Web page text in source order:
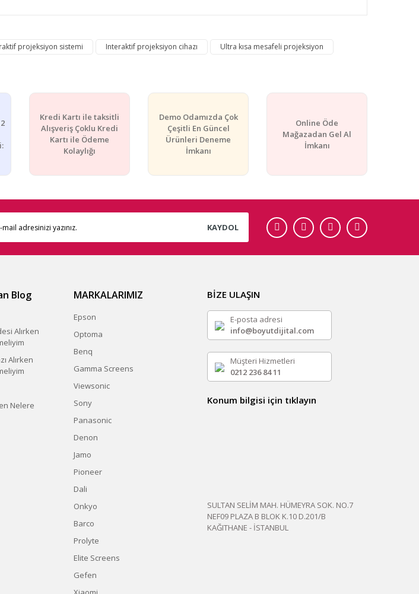
ilk yorumu siz yapın!
projeksiyon sistemi Interaktif projeksiyon cihazı
Ultra kısa mesafeli projeksiyon
Kredi Kartı ile taksitli
Alışveriş Çoklu Kredi
Kartı ile Ödeme
Kolaylığı
Demo Odamızda Çok
Çeşitli En Güncel
Ürünleri Deneme
İmkanı
Online Öde
Mağazadan Gel Al
İmkanı
KAYDOL
Blog
Alırken
Alırken
Nelere
MARKALARIMIZ
Epson
Optoma
Benq
Gamma Screens
Viewsonic
Sony
Panasonic
Denon
Jamo
Pioneer
Dali
Onkyo
Barco
Prolyte
Elite Screens
Gefen
BİZE ULAŞIN
E-posta adresi
info@boyutdijital.com
Müşteri Hizmetleri
0212 236 84 11
Konum bilgisi için tıklayın
SULTAN SELİM MAH. HÜMEYRA SOK. NO.7
NEF09 PLAZA B BLOK K.10 D.201/B
KAĞITHANE - İSTANBUL